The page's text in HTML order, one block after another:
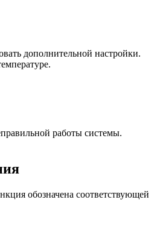
дополнительной настройки.
работы системы.
обозначена соответствующей